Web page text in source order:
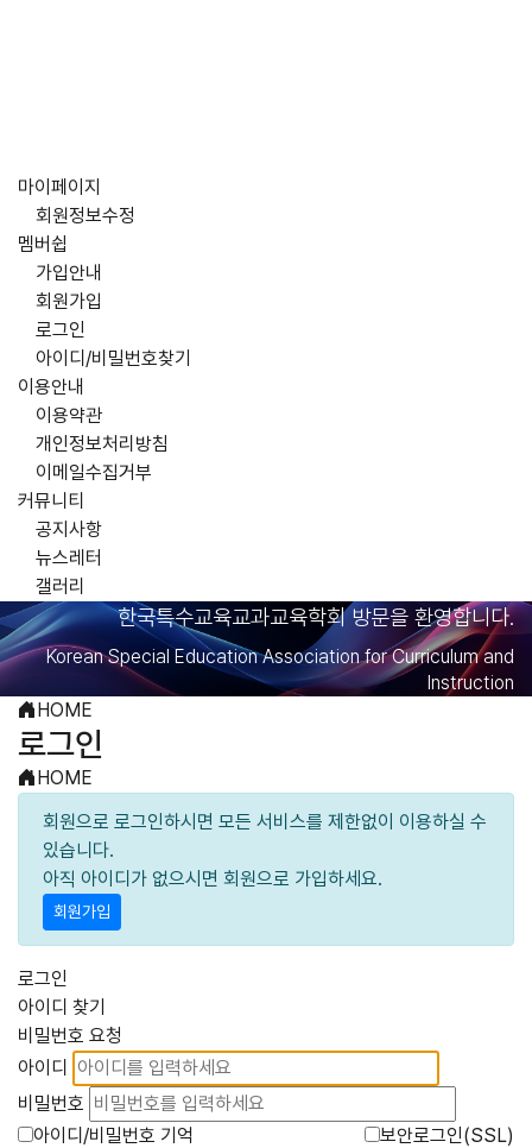
마이페이지
회원정보수정
멤버쉽
가입안내
회원가입
로그인
아이디/비밀번호찾기
이용안내
이용약관
개인정보처리방침
이메일수집거부
커뮤니티
공지사항
뉴스레터
갤러리
한국특수교육교과교육학회 방문을 환영합니다.
Korean Special Education Association for Curriculum and
Instruction
HOME
로그인
HOME
회원으로 로그인하시면 모든 서비스를 제한없이 이용하실 수
있습니다.
아직 아이디가 없으시면 회원으로 가입하세요.
회원가입
로그인
아이디 찾기
비밀번호 요청
아이디
비밀번호
아이디/비밀번호 기억
보안로그인(SSL)